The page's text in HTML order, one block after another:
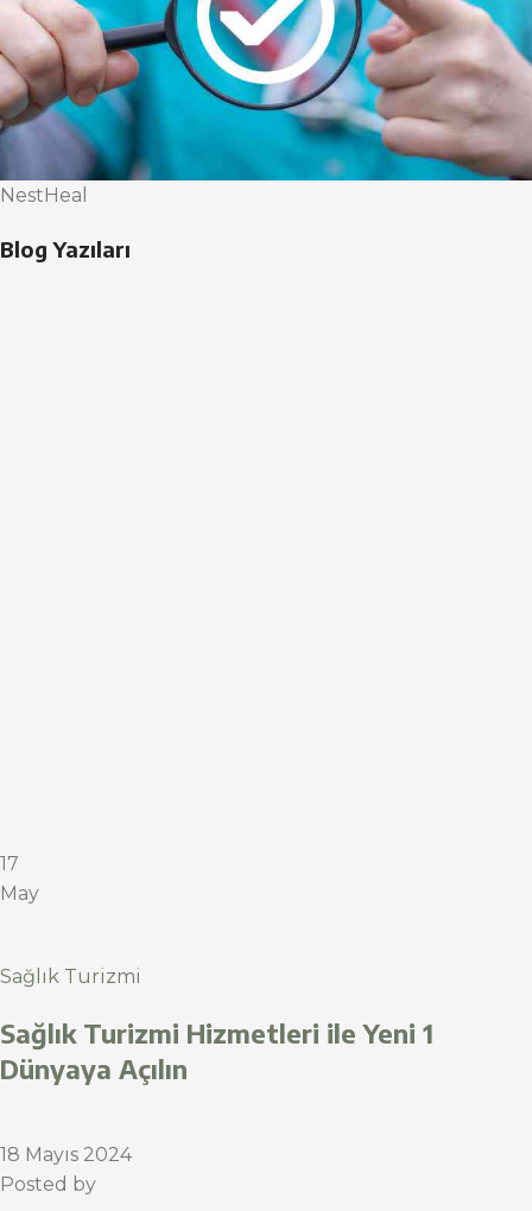
NestHeal
Blog Yazıları
17
May
Sağlık Turizmi
Sağlık Turizmi Hizmetleri ile Yeni 1
Dünyaya Açılın
18 Mayıs 2024
Posted by